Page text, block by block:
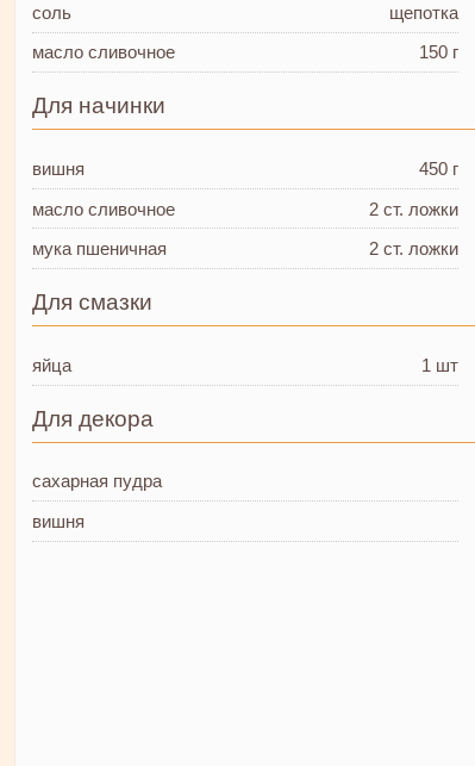
соль
щепотка
масло сливочное
150 г
Для начинки
вишня
450 г
масло сливочное
2 ст. ложки
мука пшеничная
2 ст. ложки
Для смазки
яйца 1 шт
Для декора
сахарная пудра
вишня